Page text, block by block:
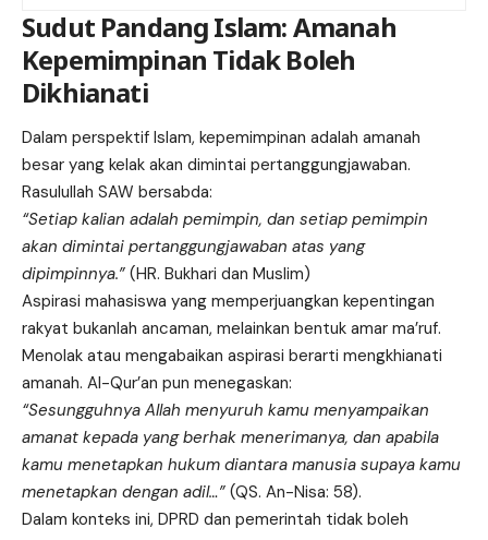
Sudut Pandang Islam: Amanah
Kepemimpinan Tidak Boleh
Dikhianati
Dalam perspektif Islam, kepemimpinan adalah amanah
besar yang kelak akan dimintai pertanggungjawaban.
Rasulullah SAW bersabda:
“Setiap kalian adalah pemimpin, dan setiap pemimpin
akan dimintai pertanggungjawaban atas yang
dipimpinnya.” (HR. Bukhari dan Muslim)
Aspirasi mahasiswa yang memperjuangkan kepentingan
rakyat bukanlah ancaman, melainkan bentuk amar ma’ruf.
Menolak atau mengabaikan aspirasi berarti mengkhianati
amanah. Al-Qur’an pun menegaskan:
“Sesungguhnya Allah menyuruh kamu menyampaikan
amanat kepada yang berhak menerimanya, dan apabila
kamu menetapkan hukum diantara manusia supaya kamu
menetapkan dengan adil…” (QS. An-Nisa: 58).
Dalam konteks ini, DPRD dan pemerintah tidak boleh